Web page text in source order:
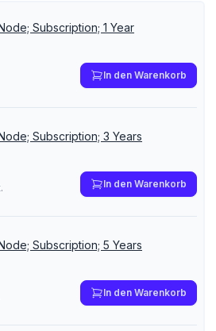
Subscription; 1 Year
In den Warenkorb
Subscription; 3 Years
In den Warenkorb
Subscription; 5 Years
In den Warenkorb